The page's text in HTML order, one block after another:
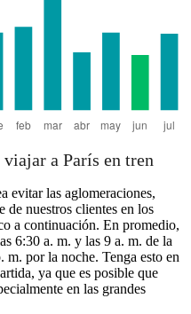
a París en tren
evitar las aglomeraciones,
de nuestros clientes en los
a continuación. En promedio,
6:30 a. m. y las 9 a. m. de la
m. por la noche. Tenga esto en
ya que es posible que
en las grandes